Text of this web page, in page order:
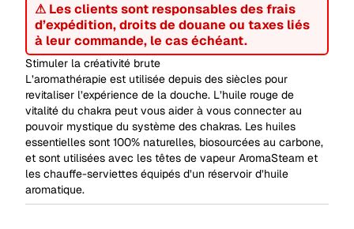
⚠ Les clients sont responsables des frais
d’expédition, droits de douane ou taxes liés
à leur commande, le cas échéant.
Stimuler la créativité brute
L’aromathérapie est utilisée depuis des siècles pour
revitaliser l’expérience de la douche. L’huile rouge de
vitalité du chakra peut vous aider à vous connecter au
pouvoir mystique du système des chakras. Les huiles
essentielles sont 100% naturelles, biosourcées au carbone,
et sont utilisées avec les têtes de vapeur AromaSteam et
les chauffe-serviettes équipés d’un réservoir d’huile
aromatique.